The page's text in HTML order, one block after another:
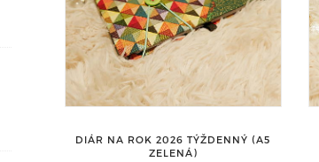
DIÁR NA ROK 2026 TÝŽDENNÝ (A5
ZELENÁ)